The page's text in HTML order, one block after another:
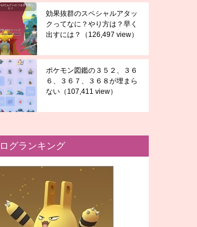
効果抜群のスペシャルアタッ
クってなに？やり方は？早く
出すには？
（126,497 view）
ポケモン図鑑の３５２、３６
６、３６７、３６８が埋まら
ない （107,411 view）
グランキング